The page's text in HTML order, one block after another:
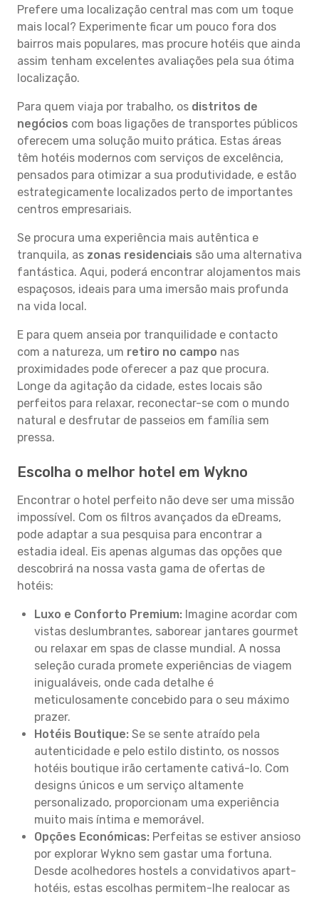
Prefere uma localização central mas com um toque
mais local? Experimente ficar um pouco fora dos
bairros mais populares, mas procure hotéis que ainda
assim tenham excelentes avaliações pela sua ótima
localização.
Para quem viaja por trabalho, os distritos de
negócios com boas ligações de transportes públicos
oferecem uma solução muito prática. Estas áreas
têm hotéis modernos com serviços de excelência,
pensados para otimizar a sua produtividade, e estão
estrategicamente localizados perto de importantes
centros empresariais.
Se procura uma experiência mais autêntica e
tranquila, as zonas residenciais são uma alternativa
fantástica. Aqui, poderá encontrar alojamentos mais
espaçosos, ideais para uma imersão mais profunda
na vida local.
E para quem anseia por tranquilidade e contacto
com a natureza, um retiro no campo nas
proximidades pode oferecer a paz que procura.
Longe da agitação da cidade, estes locais são
perfeitos para relaxar, reconectar-se com o mundo
natural e desfrutar de passeios em família sem
pressa.
Escolha o melhor hotel em Wykno
Encontrar o hotel perfeito não deve ser uma missão
impossível. Com os filtros avançados da eDreams,
pode adaptar a sua pesquisa para encontrar a
estadia ideal. Eis apenas algumas das opções que
descobrirá na nossa vasta gama de ofertas de
hotéis:
Luxo e Conforto Premium: Imagine acordar com
vistas deslumbrantes, saborear jantares gourmet
ou relaxar em spas de classe mundial. A nossa
seleção curada promete experiências de viagem
inigualáveis, onde cada detalhe é
meticulosamente concebido para o seu máximo
prazer.
Hotéis Boutique: Se se sente atraído pela
autenticidade e pelo estilo distinto, os nossos
hotéis boutique irão certamente cativá-lo. Com
designs únicos e um serviço altamente
personalizado, proporcionam uma experiência
muito mais íntima e memorável.
Opções Económicas: Perfeitas se estiver ansioso
por explorar Wykno sem gastar uma fortuna.
Desde acolhedores hostels a convidativos apart-
hotéis, estas escolhas permitem-lhe realocar as